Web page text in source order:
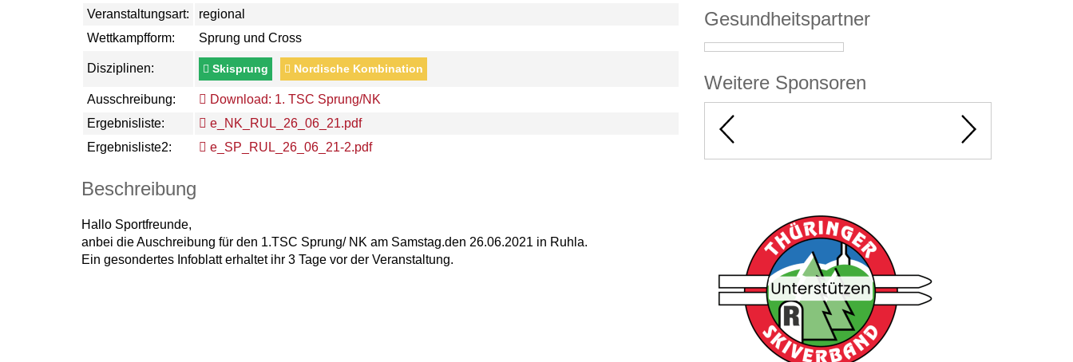
Veranstaltungsart:
regional
Wettkampfform:
Sprung und Cross
Disziplinen: Skisprung Nordische Kombination
Ausschreibung:
Download: 1. TSC Sprung/NK
Ergebnisliste:
e_NK_RUL_26_06_21.pdf
Ergebnisliste2:
e_SP_RUL_26_06_21-2.pdf
Beschreibung
Hallo Sportfreunde,
anbei die Auschreibung für den 1.TSC Sprung/ NK am Samstag.den 26.06.2021 in Ruhla.
Ein gesondertes Infoblatt erhaltet ihr 3 Tage vor der Veranstaltung.
Gesundheitspartner
Weitere Sponsoren